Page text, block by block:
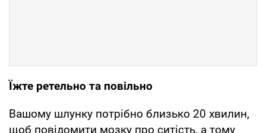
Їжте ретельно та повільно
Вашому шлунку потрібно близько 20 хвилин,
щоб повідомити мозку про ситість, а тому